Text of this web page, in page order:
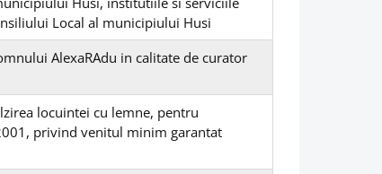
Local al municipiului Husi
AlexaRAdu in calitate de curator
locuintei cu lemne, pentru
privind venitul minim garantat